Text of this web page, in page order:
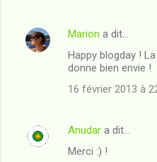
Marion a dit…
Happy blogday !
donne bien envie !
16 février 2013 à
Anudar a dit…
Merci :) !